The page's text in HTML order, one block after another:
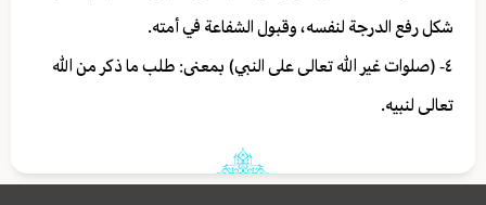
شكل رفع الدرجة لنفسه، وقبول الشفاعة في أمته.
٤- (صلوات غير الله تعالى على النبي) بمعنى: طلب ما ذكر من الله
تعالى لنبيه.